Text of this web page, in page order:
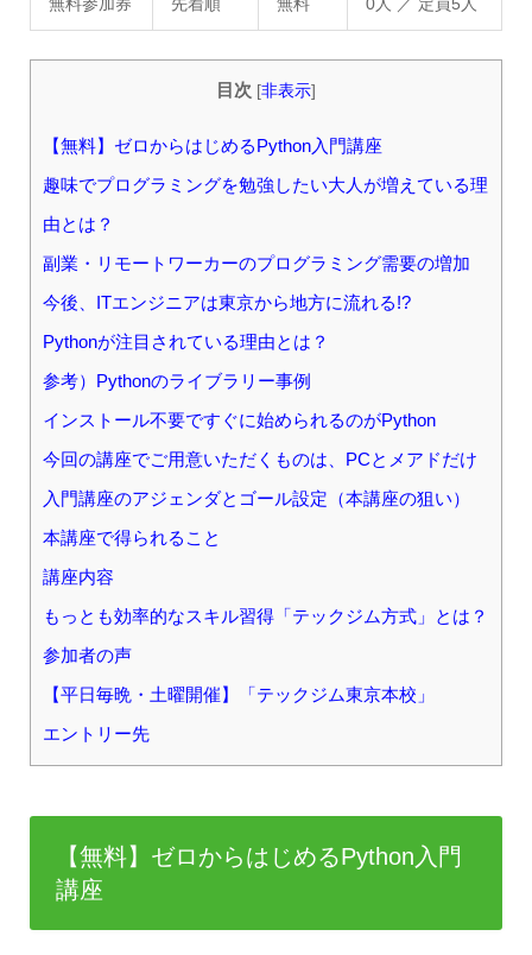
無料参加券 先着順 無料 0人 ／ 定員5人
目次 [非表示]
【無料】ゼロからはじめるPython入門講座
趣味でプログラミングを勉強したい大人が増えている理
由とは？
副業・リモートワーカーのプログラミング需要の増加
今後、ITエンジニアは東京から地方に流れる!?
Pythonが注目されている理由とは？
参考）Pythonのライブラリー事例
インストール不要ですぐに始められるのがPython
今回の講座でご用意いただくものは、PCとメアドだけ
入門講座のアジェンダとゴール設定（本講座の狙い）
本講座で得られること
講座内容
もっとも効率的なスキル習得「テックジム方式」とは？
参加者の声
【平日毎晩・土曜開催】「テックジム東京本校」
エントリー先
【無料】ゼロからはじめるPython入門
講座